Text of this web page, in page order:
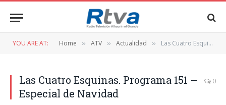
YOU ARE AT: Home » ATV » Actualidad » Las Cuatro Esquinas. Programa 151 – Especial de Navidad
Las Cuatro Esquinas. Programa 151 –
Especial de Navidad
0